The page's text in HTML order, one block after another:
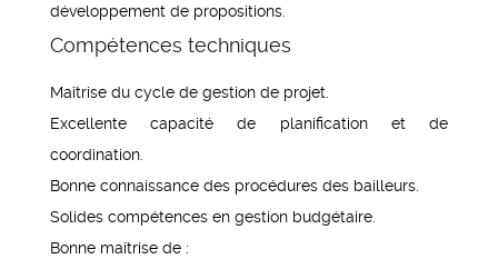
développement de propositions.
Compétences techniques
Maîtrise du cycle de gestion de projet.
Excellente capacité de planification et de
coordination.
Bonne connaissance des procédures des bailleurs.
Solides compétences en gestion budgétaire.
Bonne maîtrise de :